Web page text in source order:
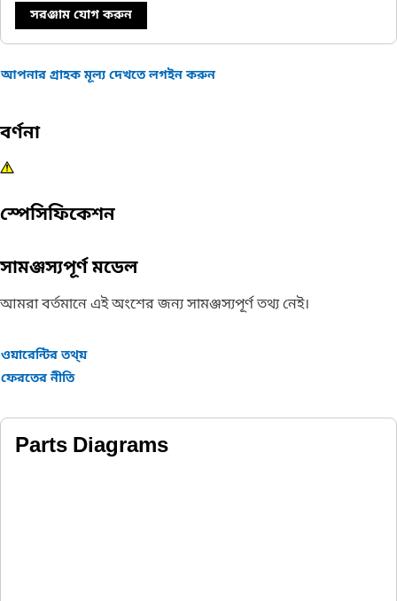
সরঞ্জাম যোগ করুন
আপনার গ্রাহক মূল্য দেখতে লগইন করুন
বর্ণনা
স্পেসিফিকেশন
সামঞ্জস্যপূর্ণ মডেল
আমরা বর্তমানে এই অংশের জন্য সামঞ্জস্যপূর্ণ তথ্য নেই।
ওয়ারেন্টির তথ্য়
ফেরতের নীতি
Parts Diagrams